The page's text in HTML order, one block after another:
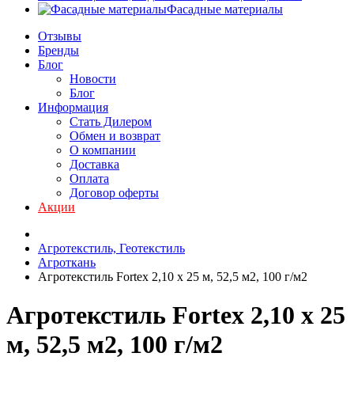
Фасадные материалы
Отзывы
Бренды
Блог
Новости
Блог
Информация
Стать Дилером
Обмен и возврат
О компании
Доставка
Оплата
Договор оферты
Акции
Агротекстиль, Геотекстиль
Агроткань
Агротекстиль Fortex 2,10 х 25 м, 52,5 м2, 100 г/м2
Агротекстиль Fortex 2,10 х 25
м, 52,5 м2, 100 г/м2